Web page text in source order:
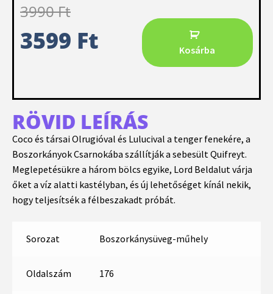
3990Ft
3599 Ft Kosárba
RÖVID LEÍRÁS
Coco és társai Olrugióval és Lulucival a tenger fenekére, a
Boszorkányok Csarnokába szállítják a sebesült Quifreyt.
Meglepetésükre a három bölcs egyike, Lord Beldalut várja
őket a víz alatti kastélyban, és új lehetőséget kínál nekik,
hogy teljesítsék a félbeszakadt próbát.
Sorozat Boszorkánysüveg-műhely
Oldalszám 176